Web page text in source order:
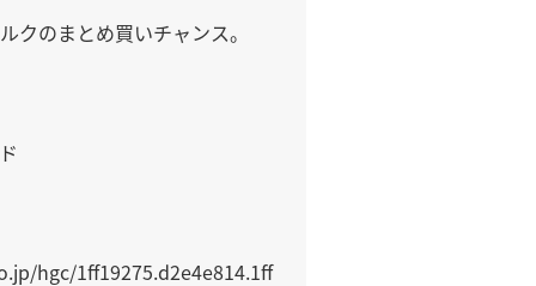
クのまとめ買いチャンス。
hgc/1ff19275.d2e4e814.1ff